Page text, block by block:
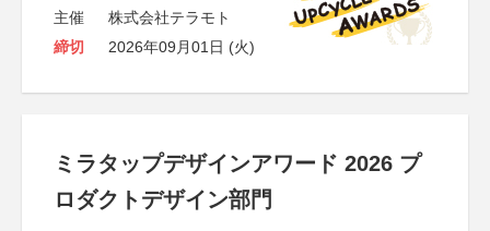
主催
株式会社テラモト
締切
2026年09月01日 (火)
ミラタップデザインアワード 2026 プ
ロダクトデザイン部門